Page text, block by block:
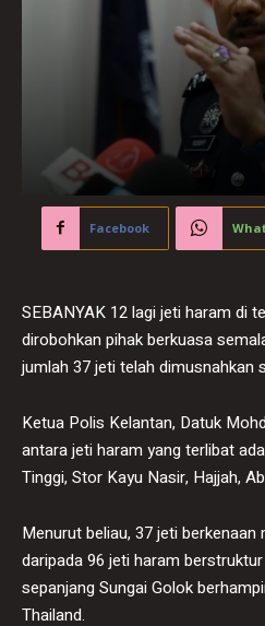
Facebook
SEBANYAK 12 lagi jeti haram di
dirobohkan pihak berkuasa
jumlah 37 jeti telah dimusnahkan
Ketua Polis Kelantan, Datuk
antara jeti haram yang terlibat
Tinggi, Stor Kayu Nasir, Hajjah,
Menurut beliau, 37 jeti berkenaan
daripada 96 jeti haram
sepanjang Sungai Golok
Thailand.